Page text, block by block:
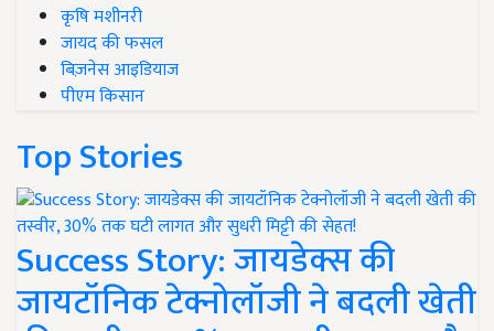
कृषि मशीनरी
जायद की फसल
बिज़नेस आइडियाज
पीएम किसान
Top Stories
Success Story: जायडेक्स की
जायटॉनिक टेक्नोलॉजी ने बदली खेती